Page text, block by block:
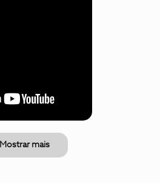
Mostrar mais